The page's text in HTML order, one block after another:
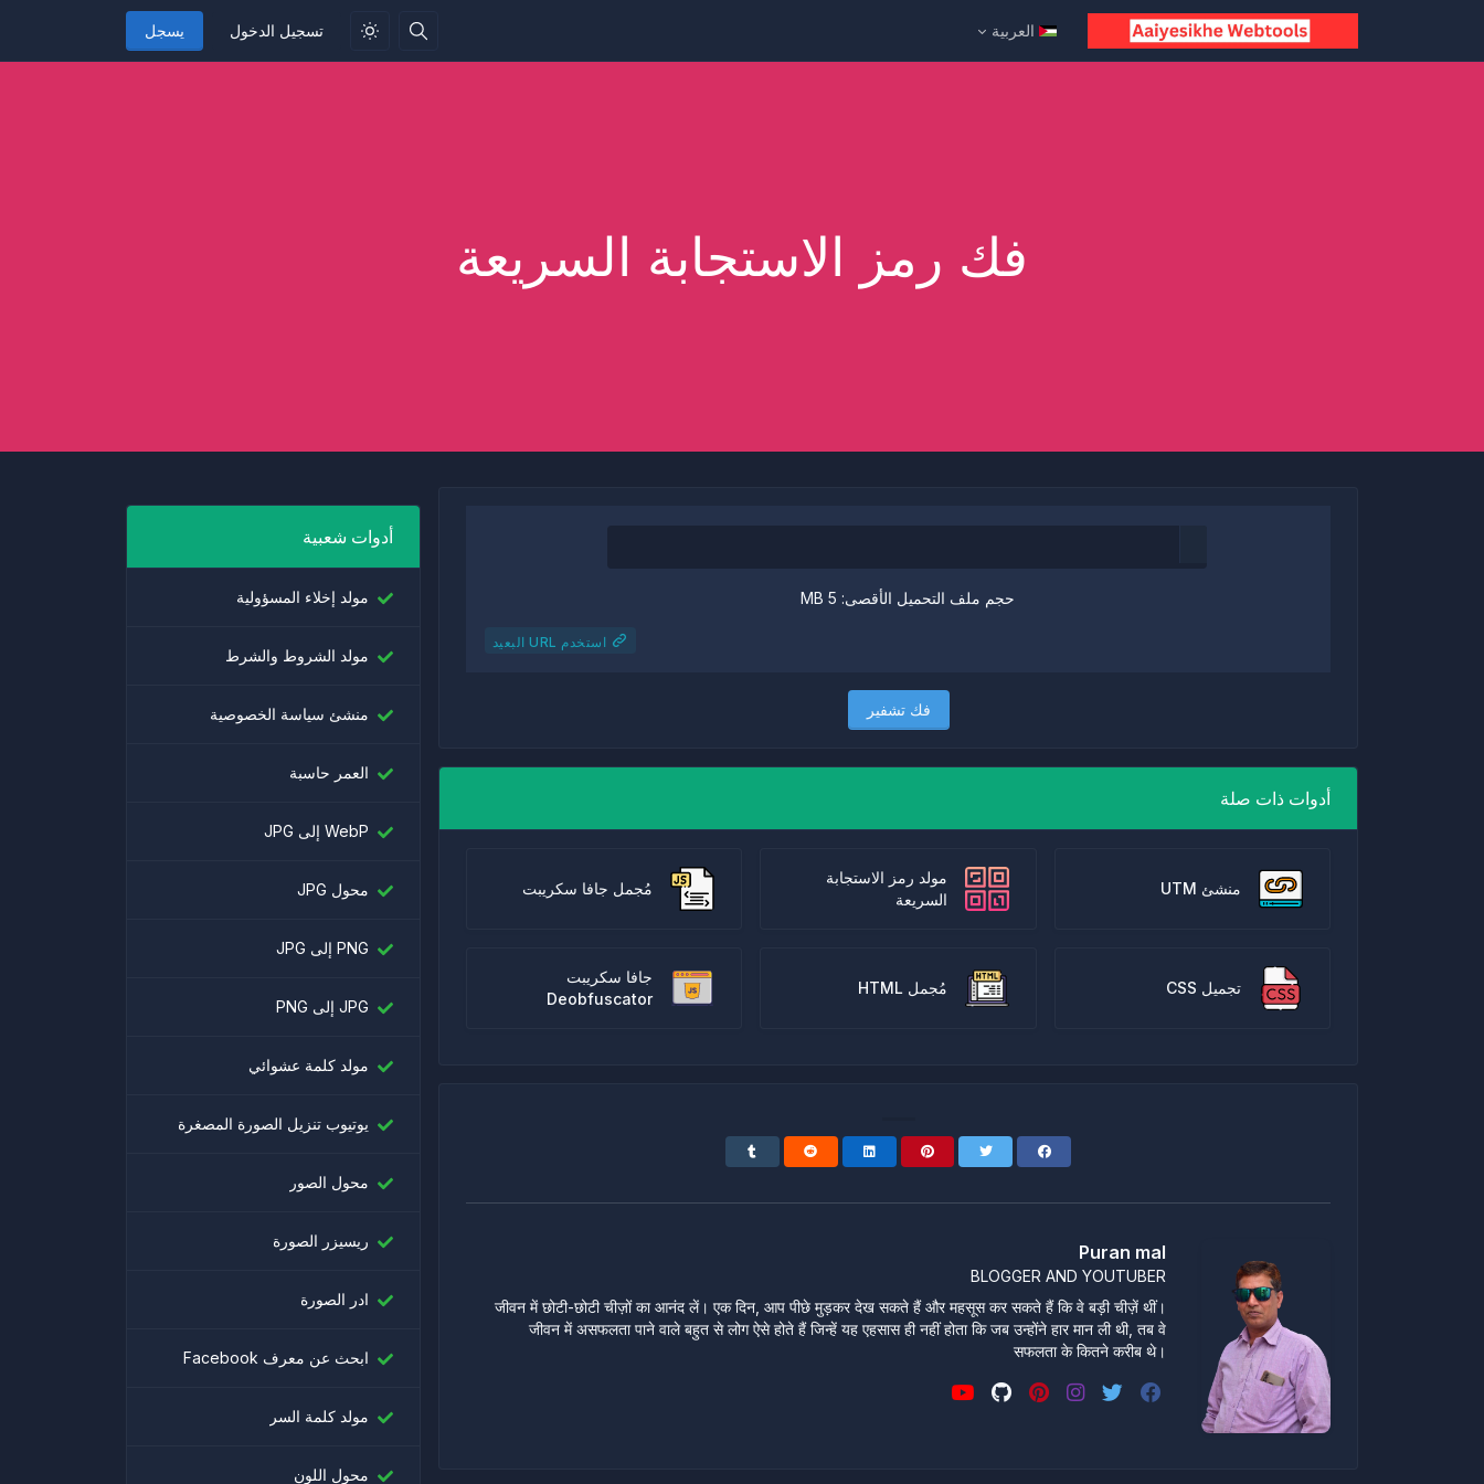
تسجيل الدخول يسجل العربية
فك رمز الاستجابة السريعة
حجم ملف التحميل الأقصى: 5 MB
استخدم URL البعيد
فك تشفير
أدوات ذات صلة
منشئ UTM
مولد رمز الاستجابة
السريعة
مُجمل جافا سكريبت
تجميل CSS مُجمل HTML
جافا سكريبت
Deobfuscator
Puran mal
BLOGGER AND YOUTUBER
जीवन में छोटी-छोटी चीज़ों का आनंद लें। एक दिन, आप पीछे मुड़कर देख सकते हैं और महसूस कर सकते हैं कि वे बड़ी चीज़ें थीं।
जीवन में असफलता पाने वाले बहुत से लोग ऐसे होते हैं जिन्हें यह एहसास ही नहीं होता कि जब उन्होंने हार मान ली थी, तब वे
सफलता के कितने करीब थे।
أدوات شعبية
مولد إخلاء المسؤولية
مولد الشروط والشرط
منشئ سياسة الخصوصية
العمر حاسبة
WebP إلى JPG
محول JPG
PNG إلى JPG
JPG إلى PNG
مولد كلمة عشوائي
يوتيوب تنزيل الصورة المصغرة
محول الصور
ريسيزر الصورة
ادر الصورة
ابحث عن معرف Facebook
مولد كلمة السر
محول اللون